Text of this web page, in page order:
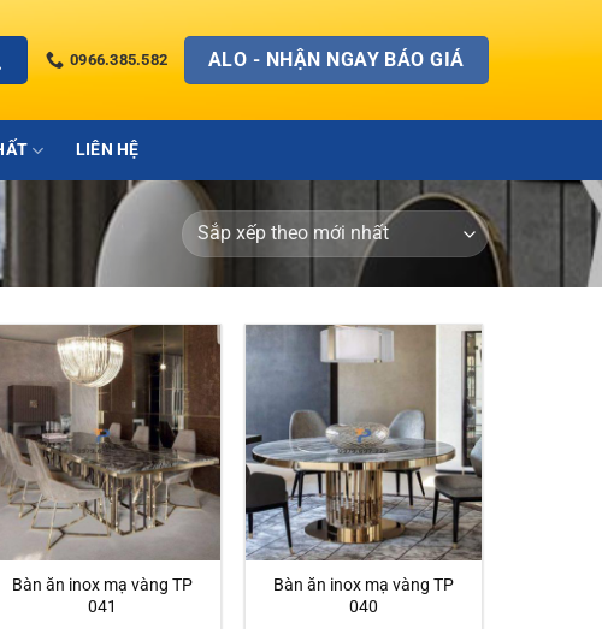
0966.385.582 ALO - NHẬN NGAY BÁO GIÁ
LIÊN HỆ
Bàn ăn inox mạ vàng TP
041
Bàn ăn inox mạ vàng TP
040